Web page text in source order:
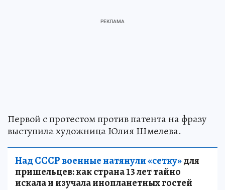
Первой с протестом против патента на фразу
выступила художница Юлия Шмелева.
Над СССР военные натянули «сетку»для
пришельцев: как страна 13 лет тайно
искала и изучала инопланетных гостей